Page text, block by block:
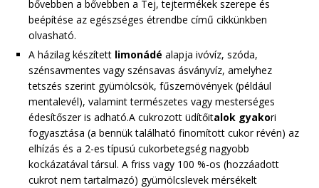
bővebben a bővebben a Tej, tejtermékek szerepe és
beépítése az egészséges étrendbe című cikkünkben
olvasható.
A házilag készített limonádé alapja ivóvíz, szóda,
szénsavmentes vagy szénsavas ásványvíz, amelyhez
tetszés szerint gyümölcsök, fűszernövények (például
mentalevél), valamint természetes vagy mesterséges
édesítőszer is adható.A cukrozott üdítőitalok gyakori
fogyasztása (a bennük található finomított cukor révén) az
elhízás és a 2-es típusú cukorbetegség nagyobb
kockázatával társul. A friss vagy 100 %-os (hozzáadott
cukrot nem tartalmazó) gyümölcslevek mérsékelt